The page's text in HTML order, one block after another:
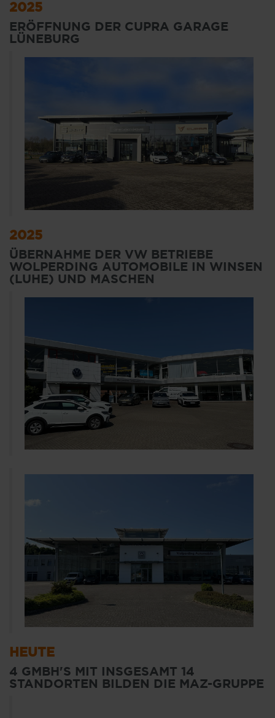
2025
ERÖFFNUNG DER CUPRA GARAGE
LÜNEBURG
2025
ÜBERNAHME DER VW BETRIEBE
WOLPERDING AUTOMOBILE IN WINSEN
(LUHE) UND MASCHEN
HEUTE
4 GMBH'S MIT INSGESAMT 14
STANDORTEN BILDEN DIE MAZ-GRUPPE